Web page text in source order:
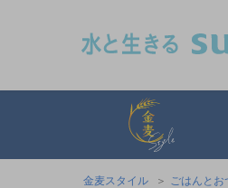
金麦スタイル ごはんと